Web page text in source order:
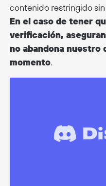
contenido restringido
En el caso de tener
verificación,
no abandona nuestro
momento.